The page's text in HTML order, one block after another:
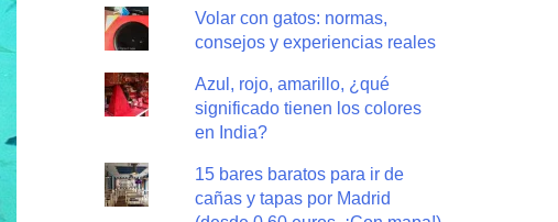
Volar con gatos: normas,
consejos y experiencias reales
Azul, rojo, amarillo, ¿qué
significado tienen los colores
en India?
15 bares baratos para ir de
cañas y tapas por Madrid